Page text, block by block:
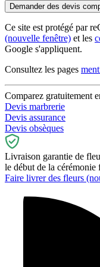
Ce site est protégé par
(nouvelle fenêtre) et les
Google s'appliquent.
Consultez les pages
Comparez gratuitement
Devis marbrerie
Devis assurance
Devis obsèques
Livraison garantie de
le début de la cérémonie
Faire livrer des fleurs